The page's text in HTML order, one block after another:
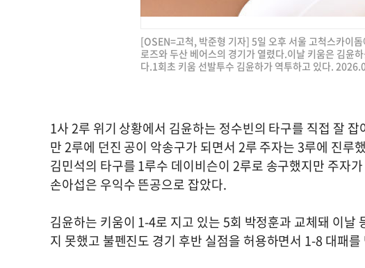
[OSEN=고척, 박준형 기자] 5일 오후 서울 고척스카이
로즈와 두산 베어스의 경기가 열렸다.이날 키움은 김윤
다.1회초 키움 선발투수 김윤하가 역투하고 있다.
1사 2루 위기 상황에서 김윤하는 정수빈의 타구를 직접 잘
만 2루에 던진 공이 악송구가 되면서 2루 주자는 3루에 진루
김민석의 타구를 1루수 데이비슨이 2루로 송구했지만 주자
손아섭은 우익수 뜬공으로 잡았다.
김윤하는 키움이 1-4로 지고 있는 5회 박정훈과 교체돼 이날
지 못했고 불펜진도 경기 후반 실점을 허용하면서 1-8 대패